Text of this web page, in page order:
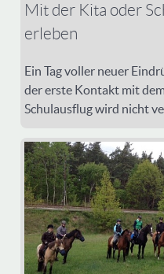
Mit der Kita oder
erleben
Ein Tag voller neuer
der erste Kontakt mit
Schulausflug wird nicht